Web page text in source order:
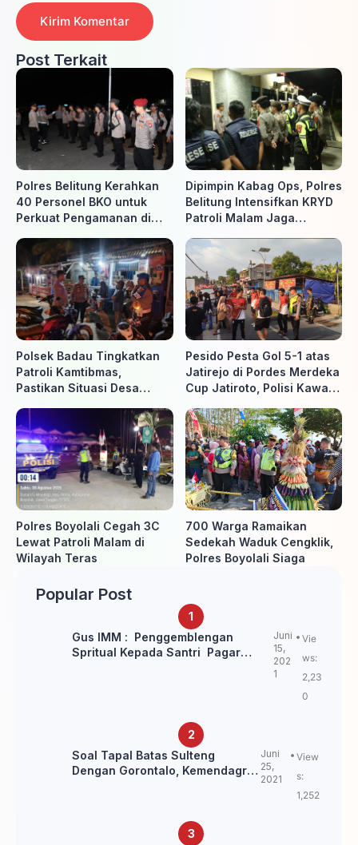
Post Terkait
Polres Belitung Kerahkan
40 Personel BKO untuk
Perkuat Pengamanan di
Dipimpin Kabag Ops, Polres
Belitung Intensifkan KRYD
Patroli Malam Jaga
Polsek Badau Tingkatkan
Patroli Kamtibmas,
Pastikan Situasi Desa
Pesido Pesta Gol 5-1 atas
Jatirejo di Pordes Merdeka
Cup Jatiroto, Polisi Kawal
Polres Boyolali Cegah 3C
Lewat Patroli Malam di
Wilayah Teras
700 Warga Ramaikan
Sedekah Waduk Cengklik,
Polres Boyolali Siaga
Popular Post
Gus IMM : Penggemblengan
Spritual Kepada Santri Pagar
Juni
15,
202
1
Vie
ws:
2,23
0
Soal Tapal Batas Sulteng
Dengan Gorontalo, Kemendagri:
Juni
25,
2021
View
s:
1,252